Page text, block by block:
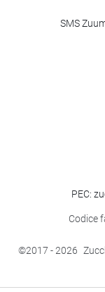
SMS
©2017- 2026
PEC:
Codice